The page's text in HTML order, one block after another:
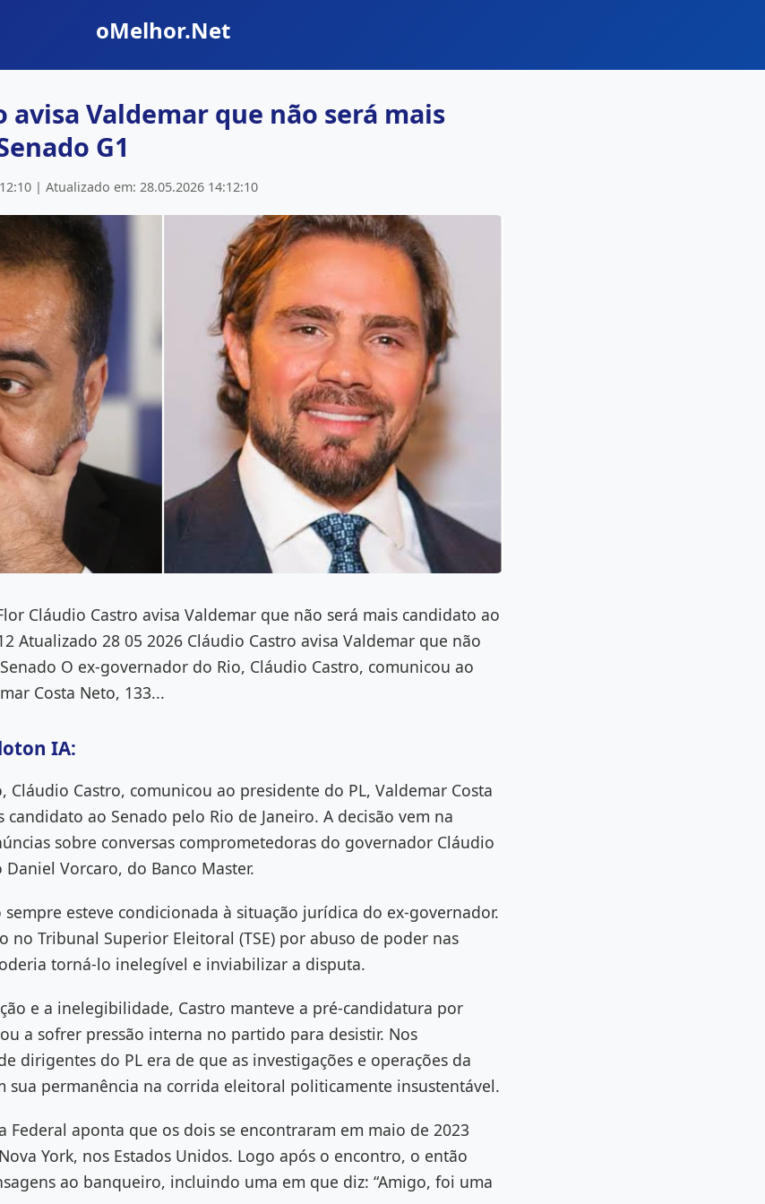
oMelhor.Net
avisa Valdemar que não será mais
G1
| Atualizado em: 28.05.2026 14:12:10
Cláudio Castro avisa Valdemar que não será mais candidato ao
Atualizado 28 05 2026 Cláudio Castro avisa Valdemar que não
O ex-governador do Rio, Cláudio Castro, comunicou ao
Costa Neto, 133...
IA:
Cláudio Castro, comunicou ao presidente do PL, Valdemar Costa
candidato ao Senado pelo Rio de Janeiro. A decisão vem na
sobre conversas comprometedoras do governador Cláudio
Vorcaro, do Banco Master.
esteve condicionada à situação jurídica do ex-governador.
no Tribunal Superior Eleitoral (TSE) por abuso de poder nas
torná-lo inelegível e inviabilizar a disputa.
e a inelegibilidade, Castro manteve a pré-candidatura por
a sofrer pressão interna no partido para desistir. Nos
dirigentes do PL era de que as investigações e operações da
sua permanência na corrida eleitoral politicamente insustentável.
Federal aponta que os dois se encontraram em maio de 2023
York, nos Estados Unidos. Logo após o encontro, o então
ao banqueiro, incluindo uma em que diz: “Amigo, foi uma